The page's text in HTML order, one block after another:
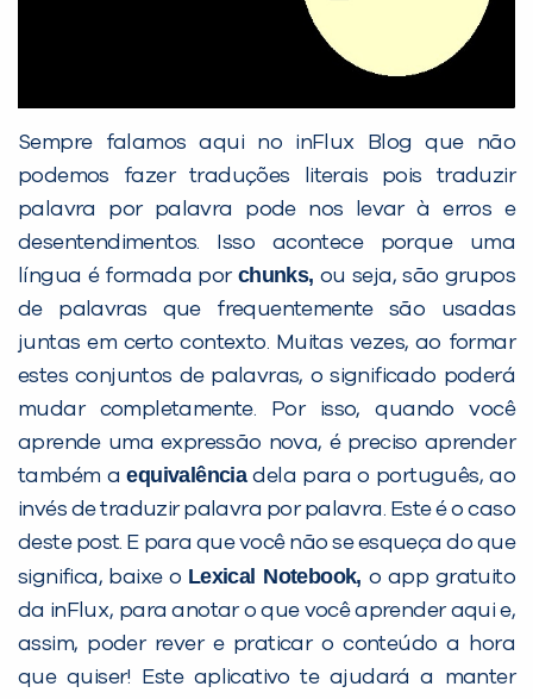
Sempre falamos aqui no inFlux Blog que não
podemos fazer traduções literais pois traduzir
palavra por palavra pode nos levar à erros e
desentendimentos. Isso acontece porque uma
língua é formada por chunks, ou seja, são grupos
de palavras que frequentemente são usadas
juntas em certo contexto. Muitas vezes, ao formar
estes conjuntos de palavras, o significado poderá
mudar completamente. Por isso, quando você
aprende uma expressão nova, é preciso aprender
também aequivalênciadela para o português, ao
invés de traduzir palavra por palavra. Este é o caso
deste post. E para que você não se esqueça do que
significa, baixe o Lexical Notebook,o app gratuito
da inFlux, para anotar o que você aprender aqui e,
assim, poder rever e praticar o conteúdo a hora
que quiser! Este aplicativo te ajudará a manter